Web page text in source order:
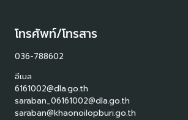
โทรศัพท์/โทรสาร
036-788602
อีเมล
6161002@dla.go.th
saraban_06161002@dla.go.th
saraban@khaonoilopburi.go.th